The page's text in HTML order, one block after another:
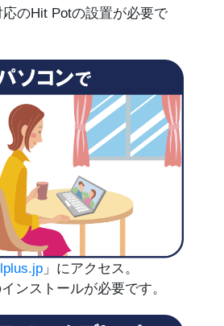
のHit Potの設置が必要で
」にアクセス。
ンストールが必要です。